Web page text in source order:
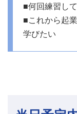
■何回練習し
■これから起
学びたい